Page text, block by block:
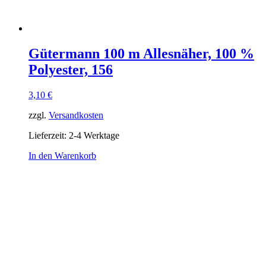
Gütermann 100 m Allesnäher, 100 %
Polyester, 156
3,10 €
zzgl. Versandkosten
Lieferzeit: 2-4 Werktage
In den Warenkorb